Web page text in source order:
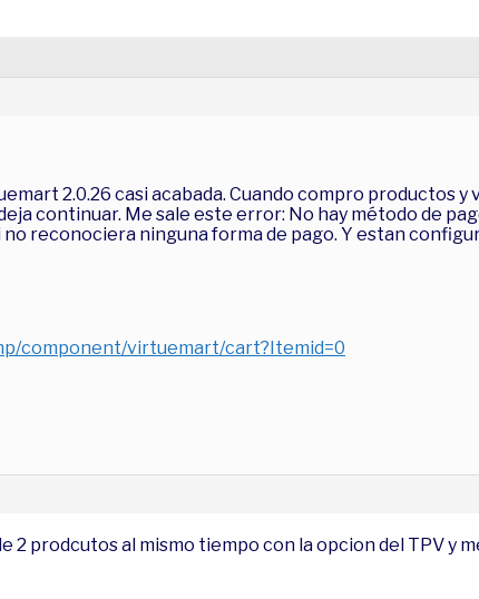
2.0.26 casi acabada. Cuando compro productos
continuar. Me sale este error: No hay método de
reconociera ninguna forma de pago. Y estan
component/virtuemart/cart?Itemid=0
prodcutos al mismo tiempo con la opcion del TPV y